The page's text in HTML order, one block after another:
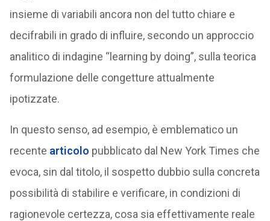
insieme di variabili ancora non del tutto chiare e
decifrabili in grado di influire, secondo un approccio
analitico di indagine “learning by doing”, sulla teorica
formulazione delle congetture attualmente
ipotizzate.
In questo senso, ad esempio, è emblematico un
recente articolo pubblicato dal New York Times che
evoca, sin dal titolo, il sospetto dubbio sulla concreta
possibilità di stabilire e verificare, in condizioni di
ragionevole certezza, cosa sia effettivamente reale